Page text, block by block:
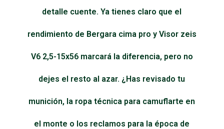
detalle cuente. Ya tienes claro que el
rendimiento de Bergara cima pro y Visor zeis
V6 2,5-15x56 marcará la diferencia, pero no
dejes el resto al azar. ¿Has revisado tu
munición, la ropa técnica para camuflarte en
el monte o los reclamos para la época de